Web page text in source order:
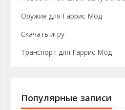
Оружие для Гаррис Мод
Скачать игру
Транспорт для Гаррис Мод
Популярные записи